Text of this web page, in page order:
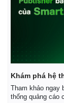
Khám phá hệ
Tham khảo ngay
thống quảng cáo